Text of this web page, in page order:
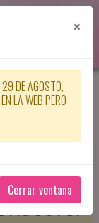
DEL 31
EN
SU
NO
×
DE AGOSTO,
LA WEB PERO
Cerrar ventana